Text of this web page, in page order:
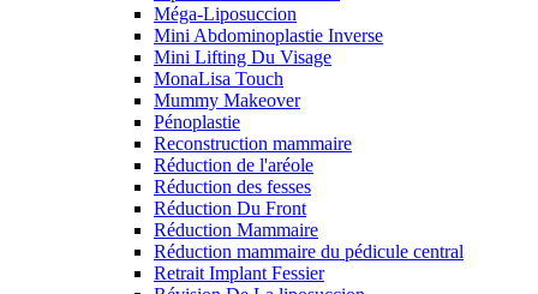
Méga-Liposuccion
Mini Abdominoplastie Inverse
Mini Lifting Du Visage
MonaLisa Touch
Mummy Makeover
Pénoplastie
Reconstruction mammaire
Réduction de l'aréole
Réduction des fesses
Réduction Du Front
Réduction Mammaire
Réduction mammaire du pédicule central
Retrait Implant Fessier